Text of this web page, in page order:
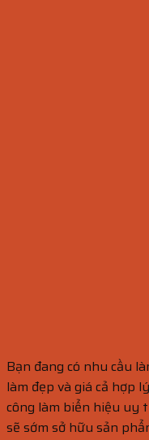
Bạn đang có nhu cầu
làm đẹp và giá cả hợp
công làm biển hiệu uy
sẽ sớm sở hữu sản